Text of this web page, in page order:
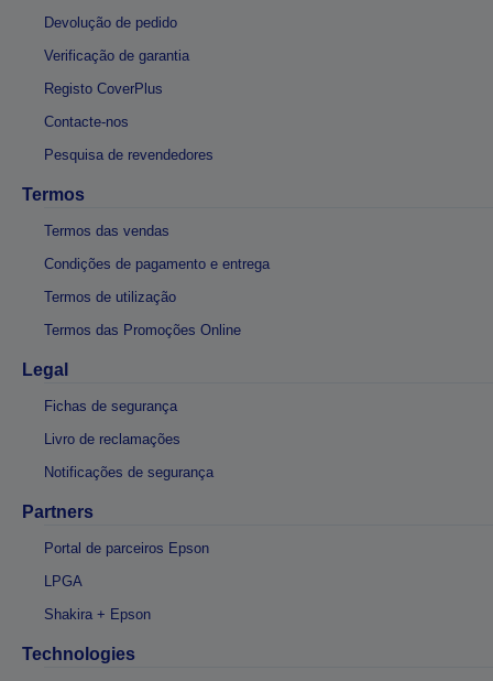
Devolução de pedido
Verificação de garantia
Registo CoverPlus
Contacte-nos
Pesquisa de revendedores
Termos
Termos das vendas
Condições de pagamento e entrega
Termos de utilização
Termos das Promoções Online
Legal
Fichas de segurança
Livro de reclamações
Notificações de segurança
Partners
Portal de parceiros Epson
LPGA
Shakira + Epson
Technologies